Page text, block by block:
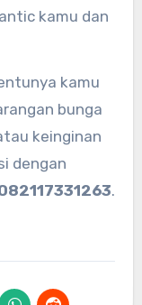
kamu dan
kamu
bunga
keinginan
dengan
.